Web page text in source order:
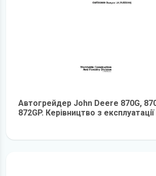
Автогрейдер John Deere 870G,
872GP. Керівництво з експлуатації